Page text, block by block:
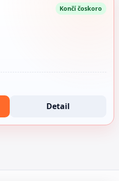
Končí čoskoro
Detail